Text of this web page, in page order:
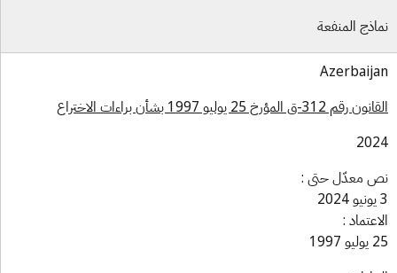
المنفعة
312-ق المؤرخ 25 يوليو 1997 بشأن براءات الاختراع
معدّل حتى :
: